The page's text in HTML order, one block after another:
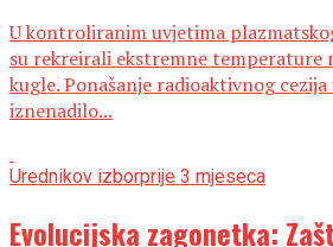
U kontroliranim uvjetima
su rekreirali ekstremne temperature
kugle. Ponašanje radioaktivnog
iznenadilo...
Urednikov izborprije 3 mjeseca
Evolucijska zagonetka: